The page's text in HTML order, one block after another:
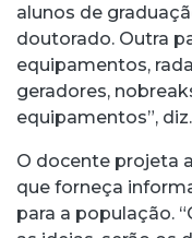
alunos de
doutorado. Outra
equipamentos,
geradores,
equipamentos”, diz.
O docente projeta
que forneça
para a população.